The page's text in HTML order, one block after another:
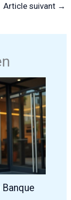
Article suivant →